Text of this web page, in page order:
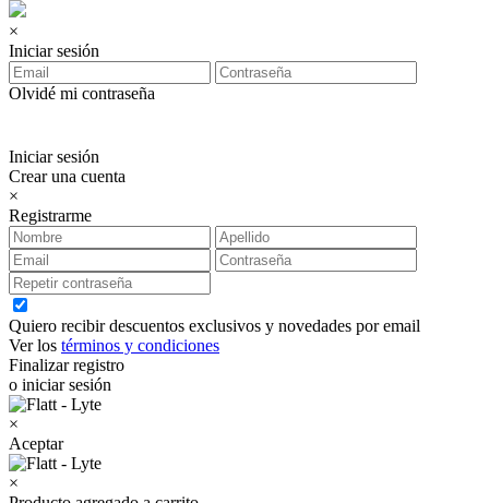
×
Iniciar sesión
Olvidé mi contraseña
Iniciar sesión
Crear una cuenta
×
Registrarme
Quiero recibir descuentos exclusivos y novedades por email
Ver los términos y condiciones
Finalizar registro
o iniciar sesión
×
Aceptar
×